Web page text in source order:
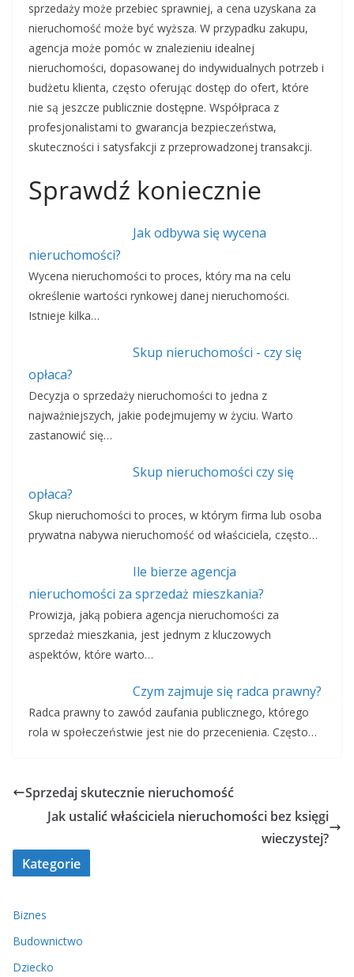
sprzedaży może przebiec sprawniej, a cena uzyskana za
nieruchomość może być wyższa. W przypadku zakupu,
agencja może pomóc w znalezieniu idealnej
nieruchomości, dopasowanej do indywidualnych potrzeb i
budżetu klienta, często oferując dostęp do ofert, które
nie są jeszcze publicznie dostępne. Współpraca z
profesjonalistami to gwarancja bezpieczeństwa,
skuteczności i satysfakcji z przeprowadzonej transakcji.
Sprawdź koniecznie
Jak odbywa się wycena
nieruchomości?
Wycena nieruchomości to proces, który ma na celu
określenie wartości rynkowej danej nieruchomości.
Istnieje kilka…
Skup nieruchomości - czy się
opłaca?
Decyzja o sprzedaży nieruchomości to jedna z
najważniejszych, jakie podejmujemy w życiu. Warto
zastanowić się…
Skup nieruchomości czy się
opłaca?
Skup nieruchomości to proces, w którym firma lub osoba
prywatna nabywa nieruchomość od właściciela, często…
Ile bierze agencja
nieruchomości za sprzedaż mieszkania?
Prowizja, jaką pobiera agencja nieruchomości za
sprzedaż mieszkania, jest jednym z kluczowych
aspektów, które warto…
Czym zajmuje się radca prawny?
Radca prawny to zawód zaufania publicznego, którego
rola w społeczeństwie jest nie do przecenienia. Często…
Sprzedaj skutecznie nieruchomość
Jak ustalić właściciela nieruchomości bez księgi
wieczystej?
Kategorie
Biznes
Budownictwo
Dziecko